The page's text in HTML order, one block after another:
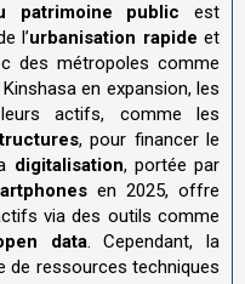
patrimoine public est
l’urbanisation rapide et
des métropoles comme
en expansion, les
actifs, comme les
, pour financer le
digitalisation, portée par
en 2025, offre
via des outils comme
data. Cependant, la
de ressources techniques